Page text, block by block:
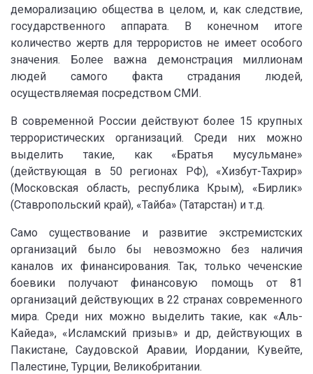
деморализацию общества в целом, и, как следствие,
государственного аппарата. В конечном итоге
количество жертв для террористов не имеет особого
значения. Более важна демонстрация миллионам
людей самого факта страдания людей,
осуществляемая посредством СМИ.
В современной России действуют более 15 крупных
террористических организаций. Среди них можно
выделить такие, как «Братья мусульмане»
(действующая в 50 регионах РФ), «Хизбут-Тахрир»
(Московская область, республика Крым), «Бирлик»
(Ставропольский край), «Тайба» (Татарстан) и т.д.
Само существование и развитие экстремистских
организаций было бы невозможно без наличия
каналов их финансирования. Так, только чеченские
боевики получают финансовую помощь от 81
организаций действующих в 22 странах современного
мира. Среди них можно выделить такие, как «Аль-
Кайеда», «Исламский призыв» и др, действующих в
Пакистане, Саудовской Аравии, Иордании, Кувейте,
Палестине, Турции, Великобритании.